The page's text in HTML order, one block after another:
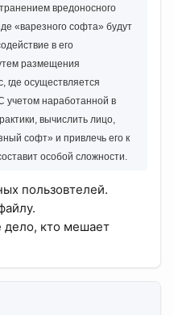
вредоносного
«варезного софта» будут
в его
размещения
где осуществляется
учетом наработанной в
вычислить лицо,
софт» и привлечь его к
особой сложности.
пользовтелей.
дело, кто мешает